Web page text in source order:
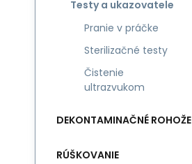
Testy a ukazovatele
Pranie v práčke
Sterilizačné testy
Čistenie
ultrazvukom
DEKONTAMINAČNÉ ROHOŽE
RÚŠKOVANIE